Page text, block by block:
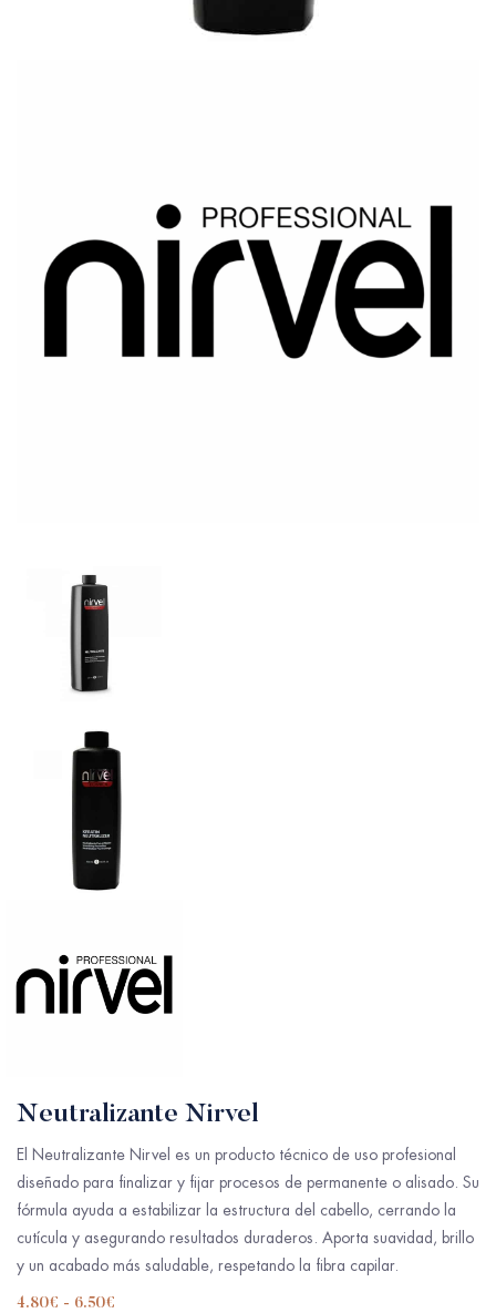
Neutralizante Nirvel
El Neutralizante Nirvel es un producto técnico de uso profesional
diseñado para finalizar y fijar procesos de permanente o alisado. Su
fórmula ayuda a estabilizar la estructura del cabello, cerrando la
cutícula y asegurando resultados duraderos. Aporta suavidad, brillo
y un acabado más saludable, respetando la fibra capilar.
4.80€ - 6.50€